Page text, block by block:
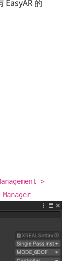
EasyAR 的
>